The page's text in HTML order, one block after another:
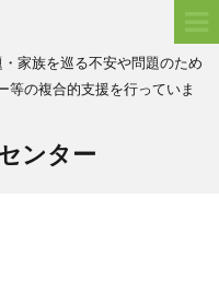
家族を巡る不安や問題のため
等の複合的支援を行っていま
ンター